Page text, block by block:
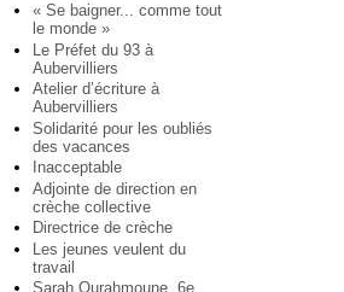
« Se baigner... comme tout
le monde »
Le Préfet du 93 à
Aubervilliers
Atelier d’écriture à
Aubervilliers
Solidarité pour les oubliés
des vacances
Inacceptable
Adjointe de direction en
crèche collective
Directrice de crèche
Les jeunes veulent du
travail
Sarah Ourahmoune, 6e